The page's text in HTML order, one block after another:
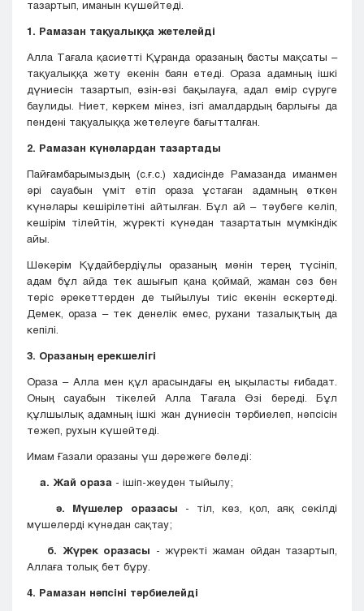
тазартып, иманын күшейтеді.
1. Рамазан тақуалыққа жетелейді
Алла Тағала қасиетті Құранда оразаның басты мақсаты –
тақуалыққа жету екенін баян етеді. Ораза адамның ішкі
дүниесін тазартып, өзін-өзі бақылауға, адал өмір сүруге
баулиды. Ниет, көркем мінез, ізгі амалдардың барлығы да
пендені тақуалыққа жетелеуге бағытталған.
2. Рамазан күнәлардан тазартады
Пайғамбарымыздың (с.ғ.с.) хадисінде Рамазанда иманмен
әрі сауабын үміт етіп ораза ұстаған адамның өткен
күнәлары кешірілетіні айтылған. Бұл ай – тәубеге келіп,
кешірім тілейтін, жүректі күнәдан тазартатын мүмкіндік
айы.
Шәкәрім Құдайбердіұлы оразаның мәнін терең түсініп,
адам бұл айда тек ашығып қана қоймай, жаман сөз бен
теріс әрекеттерден де тыйылуы тиіс екенін ескертеді.
Демек, ораза – тек денелік емес, рухани тазалықтың да
кепілі.
3. Оразаның ерекшелігі
Ораза – Алла мен құл арасындағы ең ықыласты ғибадат.
Оның сауабын тікелей Алла Тағала Өзі береді. Бұл
құлшылық адамның ішкі жан дүниесін тәрбиелеп, нәпсісін
тежеп, рухын күшейтеді.
Имам Ғазали оразаны үш дәрежеге бөледі:
а. Жай ораза - ішіп-жеуден тыйылу;
ә. Мүшелер оразасы - тіл, көз, қол, аяқ секілді
мүшелерді күнәдан сақтау;
б. Жүрек оразасы - жүректі жаман ойдан тазартып,
Аллаға толық бет бұру.
4. Рамазан нәпсіні тәрбиелейді